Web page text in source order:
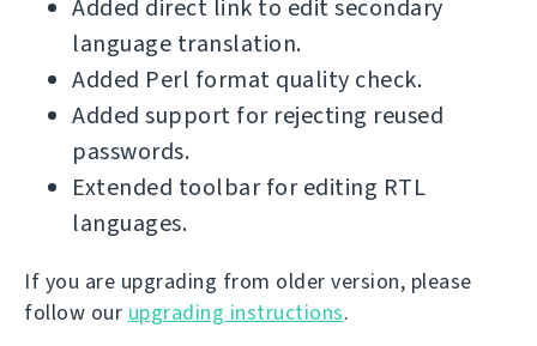
Added direct link to edit secondary
language translation.
Added Perl format quality check.
Added support for rejecting reused
passwords.
Extended toolbar for editing RTL
languages.
If you are upgrading from older version, please
follow our upgrading instructions.